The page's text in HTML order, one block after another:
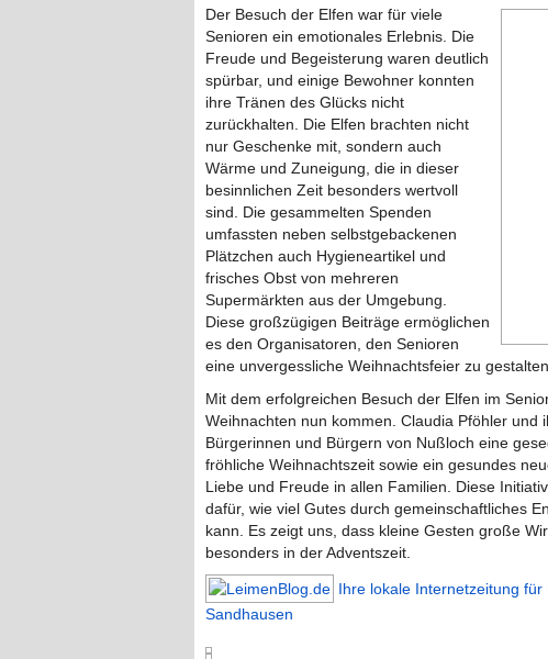
Der Besuch der Elfen war für viele
Senioren ein emotionales Erlebnis. Die
Freude und Begeisterung waren deutlich
spürbar, und einige Bewohner konnten
ihre Tränen des Glücks nicht
zurückhalten. Die Elfen brachten nicht
nur Geschenke mit, sondern auch
Wärme und Zuneigung, die in dieser
besinnlichen Zeit besonders wertvoll
sind. Die gesammelten Spenden
umfassten neben selbstgebackenen
Plätzchen auch Hygieneartikel und
frisches Obst von mehreren
Supermärkten aus der Umgebung.
Diese großzügigen Beiträge ermöglichen
es den Organisatoren, den Senioren
eine unvergessliche Weihnachtsfeier zu gestalten.
Mit dem erfolgreichen Besuch der Elfen im
Weihnachten nun kommen. Claudia Pföhler und
Bürgerinnen und Bürgern von Nußloch eine
fröhliche Weihnachtszeit sowie ein gesundes
Liebe und Freude in allen Familien. Diese
dafür, wie viel Gutes durch gemeinschaftliches
kann. Es zeigt uns, dass kleine Gesten große
besonders in der Adventszeit.
Ihre lokale Internetzeitung für
Sandhausen